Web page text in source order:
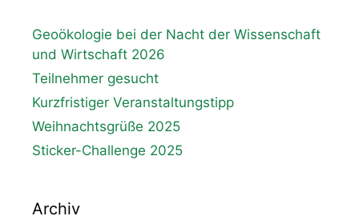
Geoökologie bei der Nacht der Wissenschaft
und Wirtschaft 2026
Teilnehmer gesucht
Kurzfristiger Veranstaltungstipp
Weihnachtsgrüße 2025
Sticker-Challenge 2025
Archiv